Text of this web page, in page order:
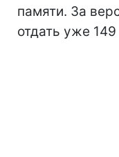
памяти. За
отдать уже